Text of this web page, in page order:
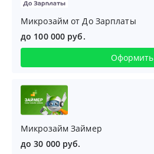
Микрозайм от До Зарплаты
до 100 000 руб.
Оформить
Микрозайм Займер
до 30 000 руб.